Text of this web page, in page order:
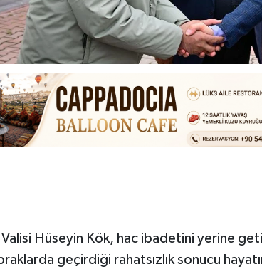
Hüseyin Kök, hac ibadetini yerine
geçirdiği rahatsızlık sonucu